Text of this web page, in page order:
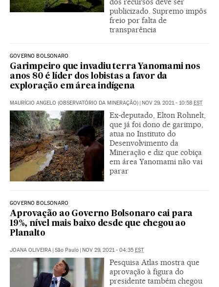
publicizado. Supremo impôs
freio por falta de
transparência
GOVERNO BOLSONARO
Garimpeiro que invadiu terra Yanomami nos
anos 80 é líder dos lobistas a favor da
exploração em área indígena
MAURÍCIO ANGELO (OBSERVATÓRIO DA MINERAÇÃO) | NOV 29, 2021 - 10:58 EST
Ex-deputado, Elton Rohnelt,
que já foi dono de garimpo,
atua no Instituto do
Desenvolvimento da
Mineração e diz que cobiça
em área Yanomami não vai
parar
GOVERNO BOLSONARO
Aprovação ao Governo Bolsonaro cai para
19%, nível mais baixo desde que chegou ao
Planalto
JOANA OLIVEIRA | São Paulo | NOV 29, 2021 - 04:35 EST
Pesquisa Atlas mostra que
aprovação à figura do
presidente também chegou